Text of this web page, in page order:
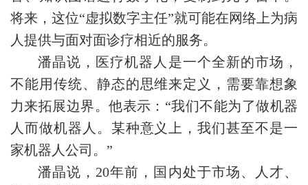
将来，这位“虚拟数字主任”就可能在网络上为病
人提供与面对面诊疗相近的服务。
潘晶说，医疗机器人是一个全新的市场，
不能用传统、静态的思维来定义，需要靠想象
力来拓展边界。他表示：“我们不能为了做机器
人而做机器人。某种意义上，我们甚至不是一
家机器人公司。”
潘晶说，20年前，国内处于市场、人才、